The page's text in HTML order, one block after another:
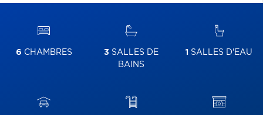
6 CHAMBRES 3 SALLES DE
BAINS
1 SALLES D'EAU